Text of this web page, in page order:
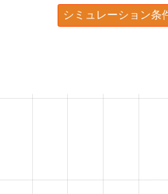
シミュレーション条